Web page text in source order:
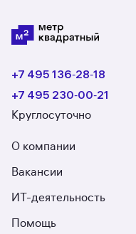
+7 495 136‑28‑18
+7 495 230‑00‑21
Круглосуточно
О компании
Вакансии
ИТ-деятельность
Помощь